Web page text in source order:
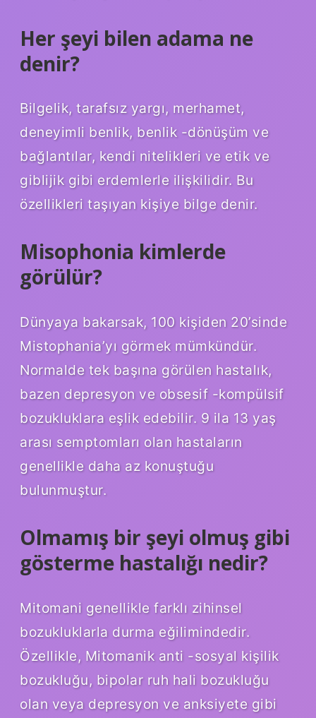
Her şeyi bilen adama ne
denir?
Bilgelik, tarafsız yargı, merhamet,
deneyimli benlik, benlik -dönüşüm ve
bağlantılar, kendi nitelikleri ve etik ve
giblijik gibi erdemlerle ilişkilidir. Bu
özellikleri taşıyan kişiye bilge denir.
Misophonia kimlerde
görülür?
Dünyaya bakarsak, 100 kişiden 20’sinde
Mistophania’yı görmek mümkündür.
Normalde tek başına görülen hastalık,
bazen depresyon ve obsesif -kompülsif
bozukluklara eşlik edebilir. 9 ila 13 yaş
arası semptomları olan hastaların
genellikle daha az konuştuğu
bulunmuştur.
Olmamış bir şeyi olmuş gibi
gösterme hastalığı nedir?
Mitomani genellikle farklı zihinsel
bozukluklarla durma eğilimindedir.
Özellikle, Mitomanik anti -sosyal kişilik
bozukluğu, bipolar ruh hali bozukluğu
olan veya depresyon ve anksiyete gibi